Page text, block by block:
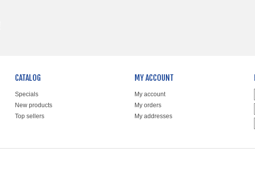
CATALOG
Specials
New products
Top sellers
MY ACCOUNT
My account
My orders
My addresses